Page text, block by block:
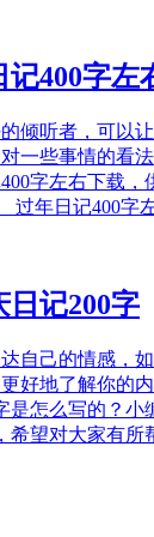
记400字左
倾听者，可以
一些事情的看
字左右下载，
过年日记400字
记200字
自己的情感，
好地了解你的
是怎么写的？小
希望对大家有所